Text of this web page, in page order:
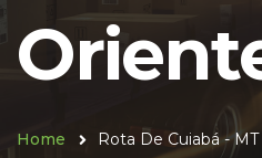
Home Rota De Cuiabá -